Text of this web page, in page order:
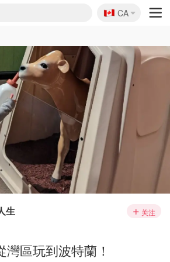
🇨🇦
CA
生 关注
灣區玩到波特蘭！